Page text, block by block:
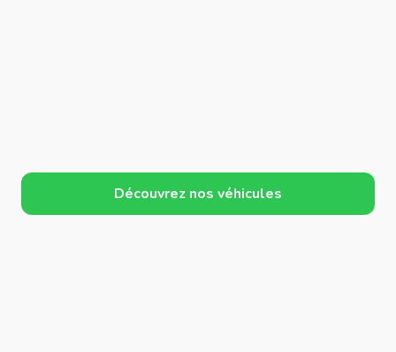
Découvrez nos véhicules